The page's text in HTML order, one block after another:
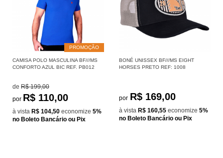
PROMOÇÃO
CAMISA POLO MASCULINA BF///MS
CONFORTO AZUL BIC REF. PB012
de R$ 199,00
por R$ 110,00
à vista R$ 104,50 economize 5%
no Boleto Bancário ou Pix
BONÉ UNISSEX BF///MS EIGHT
HORSES PRETO REF: 1008
por R$ 169,00
à vista R$ 160,55 economize 5%
no Boleto Bancário ou Pix